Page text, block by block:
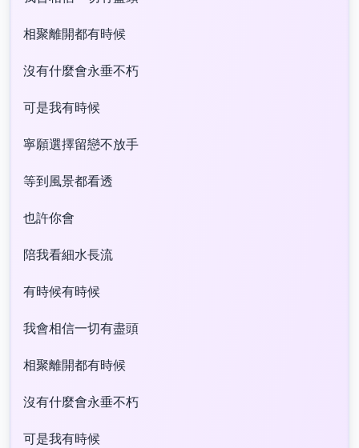
相聚離開都有時候
沒有什麼會永垂不朽
可是我有時候
寧願選擇留戀不放手
等到風景都看透
也許你會
陪我看細水長流
有時候有時候
我會相信一切有盡頭
相聚離開都有時候
沒有什麼會永垂不朽
可是我有時候